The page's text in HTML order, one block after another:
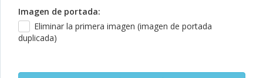
Imagen de portada:
Eliminar la primera imagen (imagen de portada
duplicada)